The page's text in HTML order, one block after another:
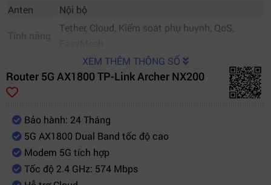
Anten Nội bộ
Tính năng
Tether, Cloud, Kiểm soát phụ huynh, QoS,
XEM THÊM THÔNG SỐ
Router 5G AX1800 TP-Link Archer NX200
Bảo hành: 24 Tháng
5G AX1800 Dual Band tốc độ cao
Modem 5G tích hợp
Tốc độ 2.4 GHz: 574 Mbps